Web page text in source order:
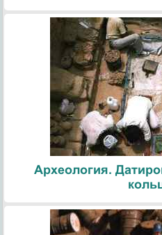
Археология.